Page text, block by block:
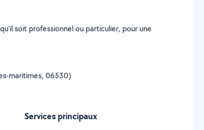
soit professionnel ou particulier, pour une
maritimes, 06530)
Services principaux